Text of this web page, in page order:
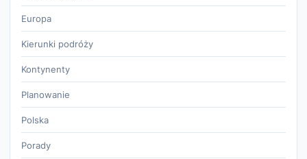
Europa
Kierunki podróży
Kontynenty
Planowanie
Polska
Porady